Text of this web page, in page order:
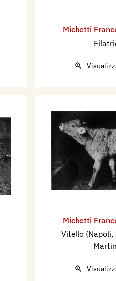
Michetti
Michetti
Vitello (Napoli,